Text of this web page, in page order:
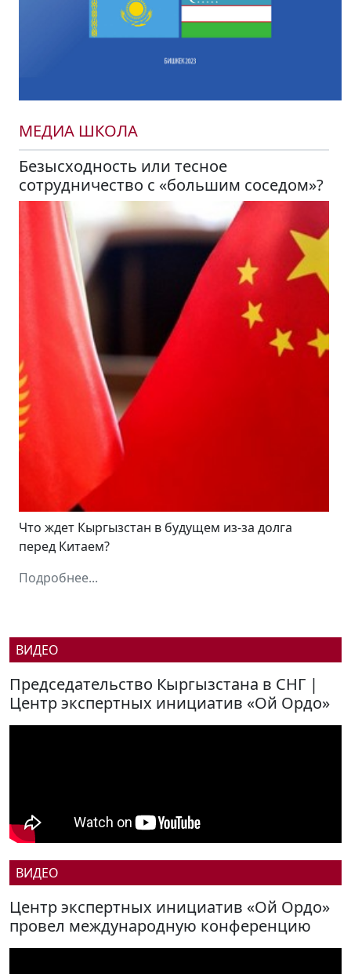
МЕДИА ШКОЛА
Безысходность или тесное
сотрудничество с «большим соседом»?
Что ждет Кыргызстан в будущем из-за долга
перед Китаем?
Подробнее...
ВИДЕО
Председательство Кыргызстана в СНГ |
Центр экспертных инициатив «Ой Ордо»
ВИДЕО
Центр экспертных инициатив «Ой Ордо»
провел международную конференцию